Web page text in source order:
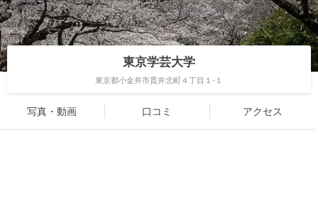
東京学芸大学
東京都小金井市貫井北町４丁目１-１
写真・動画 口コミ アクセス